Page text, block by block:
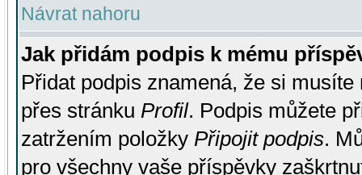
Návrat nahoru
Jak přidám podpis k mému
Přidat podpis znamená, že si
přes stránku Profil. Podpis můžete
zatržením položky Připojit podpis.
pro všechny vaše příspěvky